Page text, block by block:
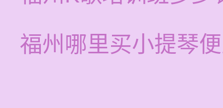
福州哪里买小提琴